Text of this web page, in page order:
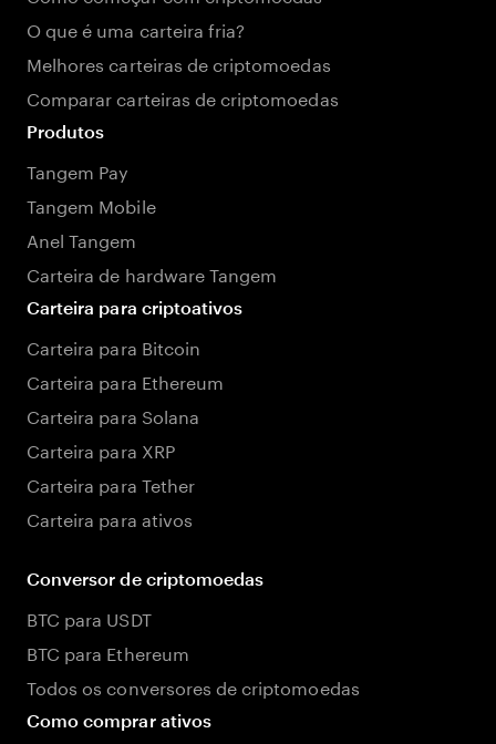
O que é uma carteira fria?
Melhores carteiras de criptomoedas
Comparar carteiras de criptomoedas
Produtos
Tangem Pay
Tangem Mobile
Anel Tangem
Carteira de hardware Tangem
Carteira para criptoativos
Carteira para Bitcoin
Carteira para Ethereum
Carteira para Solana
Carteira para XRP
Carteira para Tether
Carteira para ativos
Conversor de criptomoedas
BTC para USDT
BTC para Ethereum
Todos os conversores de criptomoedas
Como comprar ativos